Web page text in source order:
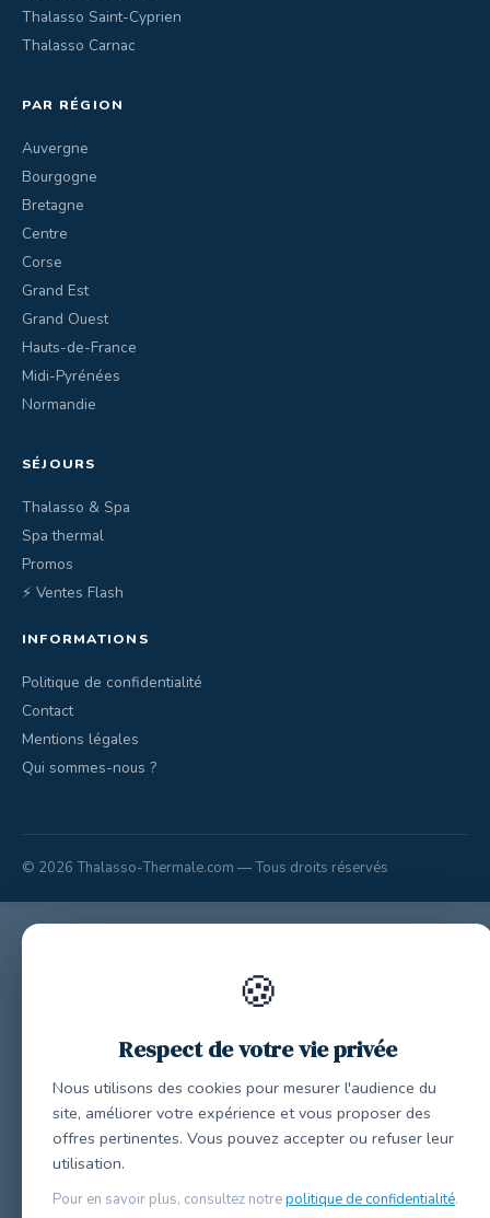
Thalasso Saint-Cyprien
Thalasso Carnac
PAR RÉGION
Auvergne
Bourgogne
Bretagne
Centre
Corse
Grand Est
Grand Ouest
Hauts-de-France
Midi-Pyrénées
Normandie
SÉJOURS
Thalasso & Spa
Spa thermal
Promos
⚡ Ventes Flash
INFORMATIONS
Politique de confidentialité
Contact
Mentions légales
Qui sommes-nous ?
© 2026 Thalasso-Thermale.com — Tous droits réservés
🍪
Respect de votre vie privée
Nous utilisons des cookies pour mesurer l'audience du
site, améliorer votre expérience et vous proposer des
offres pertinentes. Vous pouvez accepter ou refuser leur
utilisation.
Pour en savoir plus, consultez notrepolitique de confidentialité.